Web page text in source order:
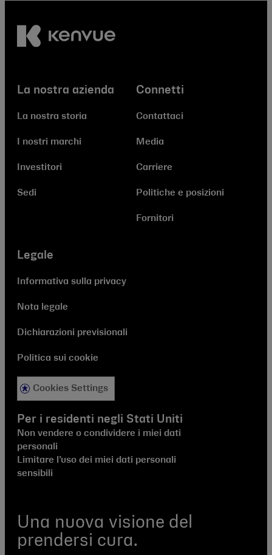
Una nuova visione del
prendersi cura.
La nostra azienda
La nostra storia
I nostri marchi
Investitori
Sedi
Connetti
Contattaci
Media
Carriere
Politiche e posizioni
Fornitori
Legale
Informativa sulla privacy
Nota legale
Dichiarazioni previsionali
Politica sui cookie
Cookies Settings
Per i residenti negli Stati Uniti
Non vendere o condividere i miei dati
personali
Limitare l’uso dei miei dati personali
sensibili